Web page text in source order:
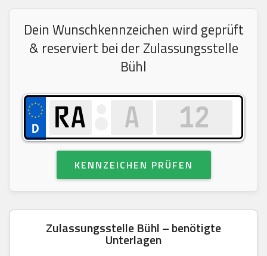
Dein Wunschkennzeichen wird geprüft
& reserviert bei der Zulassungsstelle
Bühl
KENNZEICHEN PRÜFEN
Zulassungsstelle Bühl – benötigte
Unterlagen